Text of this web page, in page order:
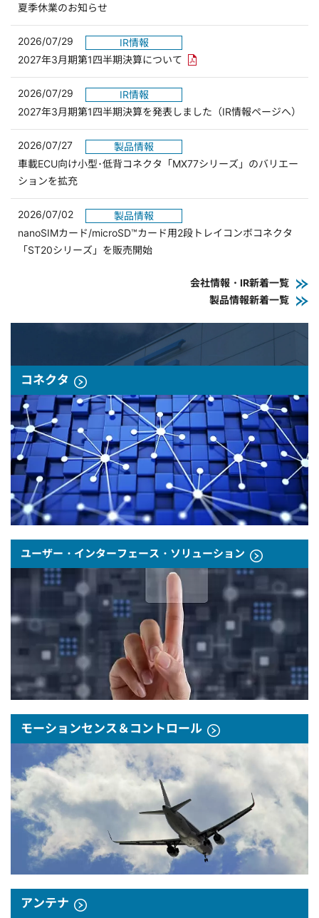
夏季休業のお知らせ
2026/07/29
IR情報
2027年3月期第1四半期決算について PDFリンクを新しいウィンド
2026/07/29
IR情報
2027年3月期第1四半期決算を発表しました（IR情報ページへ）
2026/07/27
製品情報
車載ECU向け小型･低背コネクタ「MX77シリーズ」のバリエー
ションを拡充
2026/07/02
製品情報
nanoSIMカード/microSD™カード用2段トレイコンボコネクタ
「ST20シリーズ」を販売開始
会社情報・IR新着一覧
製品情報新着一覧
コネクタ
ユーザー・インターフェース・ソリューション
モーションセンス＆コントロール
アンテナ